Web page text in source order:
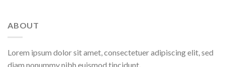
ABOUT
Lorem ipsum dolor sit amet, consectetuer adipiscing elit, sed
diam nonummy nibh euismod tincidunt.